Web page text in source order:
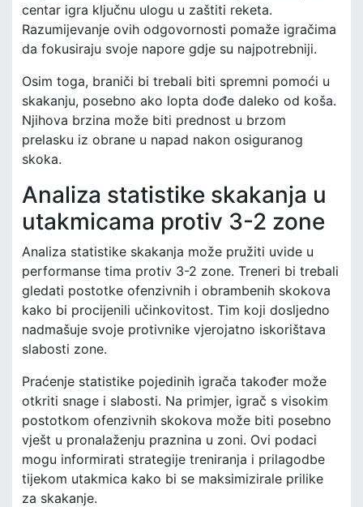
centar igra ključnu ulogu u zaštiti reketa.
Razumijevanje ovih odgovornosti pomaže igračima
da fokusiraju svoje napore gdje su najpotrebniji.
Osim toga, braniči bi trebali biti spremni pomoći u
skakanju, posebno ako lopta dođe daleko od koša.
Njihova brzina može biti prednost u brzom
prelasku iz obrane u napad nakon osiguranog
skoka.
Analiza statistike skakanja u
utakmicama protiv 3-2 zone
Analiza statistike skakanja može pružiti uvide u
performanse tima protiv 3-2 zone. Treneri bi trebali
gledati postotke ofenzivnih i obrambenih skokova
kako bi procijenili učinkovitost. Tim koji dosljedno
nadmašuje svoje protivnike vjerojatno iskorištava
slabosti zone.
Praćenje statistike pojedinih igrača također može
otkriti snage i slabosti. Na primjer, igrač s visokim
postotkom ofenzivnih skokova može biti posebno
vješt u pronalaženju praznina u zoni. Ovi podaci
mogu informirati strategije treniranja i prilagodbe
tijekom utakmica kako bi se maksimizirale prilike
za skakanje.